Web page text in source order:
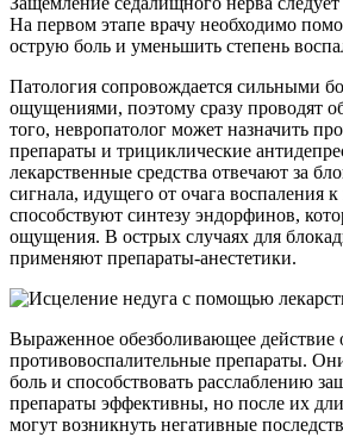
На первом этапе врачу необходимо
острую боль и уменьшить степень
Патология сопровождается сильными
ощущениями, поэтому сразу проводят
того, невропатолог может назначить
препараты и трициклические
лекарственные средства отвечают за
сигнала, идущего от очага воспаления
способствуют синтезу эндорфинов,
ощущения. В острых случаях для
применяют препараты-анестетики.
Выраженное обезболивающее действие
противовоспалительные препараты.
боль и способствовать расслаблению
препараты эффективны, но после их
могут возникнуть негативные